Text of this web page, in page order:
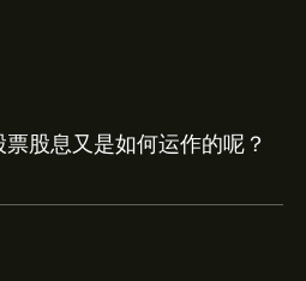
股息又是如何运作的呢？
的预测。查看最新预测，